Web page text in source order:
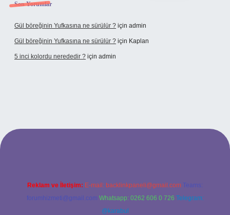
Son Yorumlar
Gül böreğinin Yufkasına ne sürülür ? için admin
Gül böreğinin Yufkasına ne sürülür ? için Kaplan
5 inci kolordu nerededir ? için admin
Reklam ve İletişim: E-mail: backlinkpaneli@gmail.com Teams:
forumhizmeti@gmail.com Whatsapp: 0262 606 0 726 Telegram:
@karabul